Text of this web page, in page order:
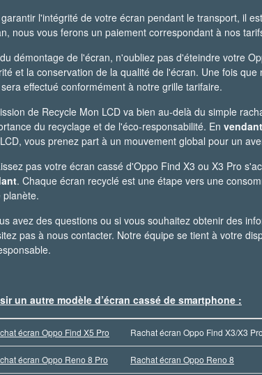
l'intégrité de votre écran pendant le transport, il
nous vous ferons un paiement correspondant à nos
démontage de l'écran, n'oubliez pas d'éteindre votre
et la conservation de la qualité de l'écran. Une fois
effectué conformément à notre grille tarifaire.
de Recycle Mon LCD va bien au-delà du simple
du recyclage et de l'éco-responsabilité. En
vous prenez part à un mouvement global pour un
pas votre écran cassé d'Oppo Find X3 ou X3 Pro
. Chaque écran recyclé est une étape vers une
planète.
avez des questions ou si vous souhaitez obtenir des
pas à nous contacter. Notre équipe se tient à votre
un autre modèle d’écran cassé de smartphone :
écran Oppo Find X5 Pro Rachat écran Oppo Find X3/X3 Pro
écran Oppo Reno 8 Pro Rachat écran Oppo Reno 8